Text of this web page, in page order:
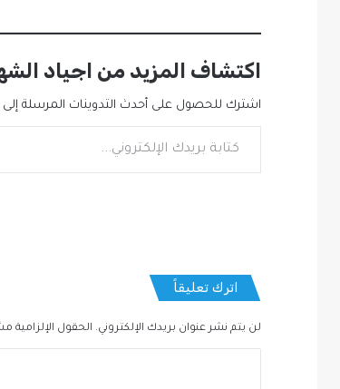
اكتشاف المزيد من اجياد
اشترك للحصول على أحدث التدوينات المرسلة إلى
اترك تعليقاً
لن يتم نشر عنوان بريدك الإلكتروني. الحقول الإلزامية